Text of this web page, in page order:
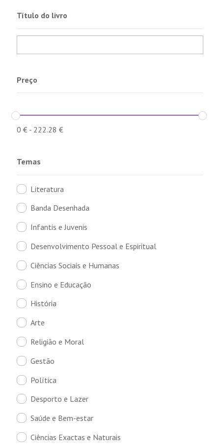
Título do livro
Preço
0 €- 222.28 €
Temas
Literatura
Banda Desenhada
Infantis e Juvenis
Desenvolvimento Pessoal e Espiritual
Ciências Sociais e Humanas
Ensino e Educação
História
Arte
Religião e Moral
Gestão
Política
Desporto e Lazer
Saúde e Bem-estar
Ciências Exactas e Naturais